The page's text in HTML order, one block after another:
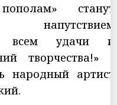
станут
напутствием
всем удачи и
творчества!» -
народный артист